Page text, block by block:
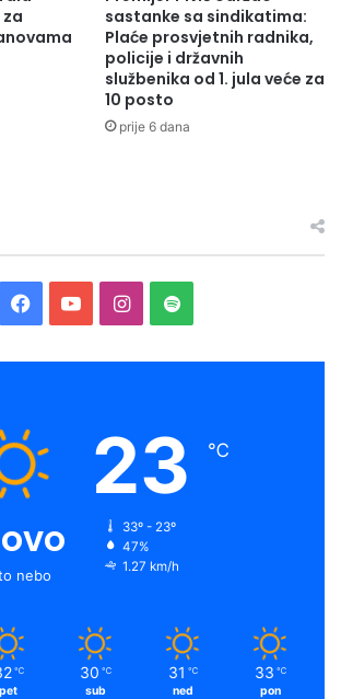
sastanke sa sindikatima:
Plaće prosvjetnih radnika,
policije i državnih
službenika od 1. jula veće za
10 posto
prije 6 dana
Facebook
YouTubeInstagram
Spotify
nebo
23 ℃
33º - 23º
47%
1.27 km/h
℃
pet
30 ℃
sub
31 ℃
ned
33 ℃
pon